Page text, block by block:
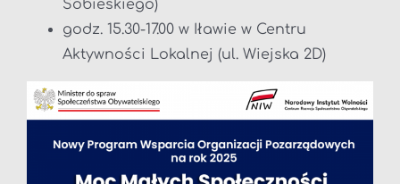
Sobieskiego)
godz. 15.30-17.00 w Iławie w Centru
Aktywności Lokalnej (ul. Wiejska 2D)